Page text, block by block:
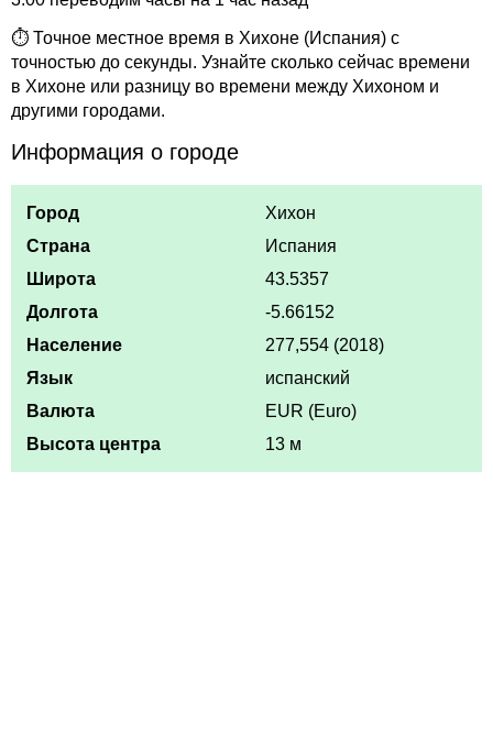
⏱ Точное местное время в Хихоне (Испания) с
точностью до секунды. Узнайте сколько сейчас времени
в Хихоне или разницу во времени между Хихоном и
другими городами.
Информация о городе
Город
Хихон
Страна
Испания
Широта
43.5357
Долгота
-5.66152
Население
277,554 (2018)
Язык
испанский
Валюта
EUR (Euro)
Высота центра
13 м